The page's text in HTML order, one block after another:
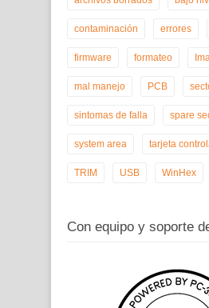
contaminación errores
firmware formateo
mal manejo PCB
sintomas de falla spare
system area tarjeta
TRIM USB WinHex
Con equipo y soporte